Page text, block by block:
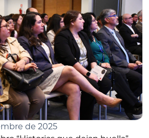
de 2025